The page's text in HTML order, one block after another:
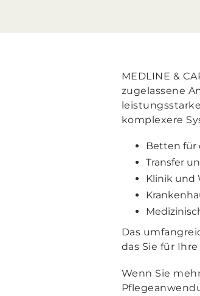
MEDLINE &
zugelassene
komplexere
Betten für
Transfer
Klinik und
Das
das Sie für
Wenn Sie